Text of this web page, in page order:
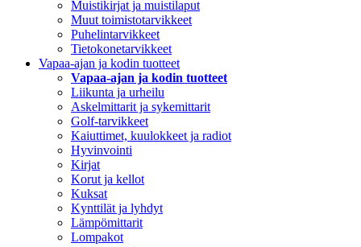
Muistikirjat ja muistilaput
Muut toimistotarvikkeet
Puhelintarvikkeet
Tietokonetarvikkeet
Vapaa-ajan ja kodin tuotteet
Vapaa-ajan ja kodin tuotteet
Liikunta ja urheilu
Askelmittarit ja sykemittarit
Golf-tarvikkeet
Kaiuttimet, kuulokkeet ja radiot
Hyvinvointi
Kirjat
Korut ja kellot
Kuksat
Kynttilät ja lyhdyt
Lämpömittarit
Lompakot